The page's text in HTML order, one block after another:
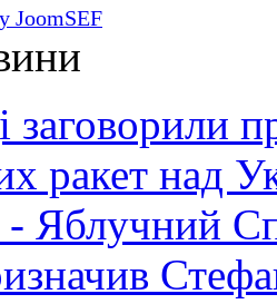
JoomSEF
ракет над
- Яблучний